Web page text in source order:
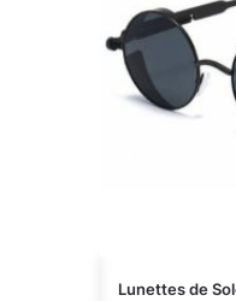
Lunettes de